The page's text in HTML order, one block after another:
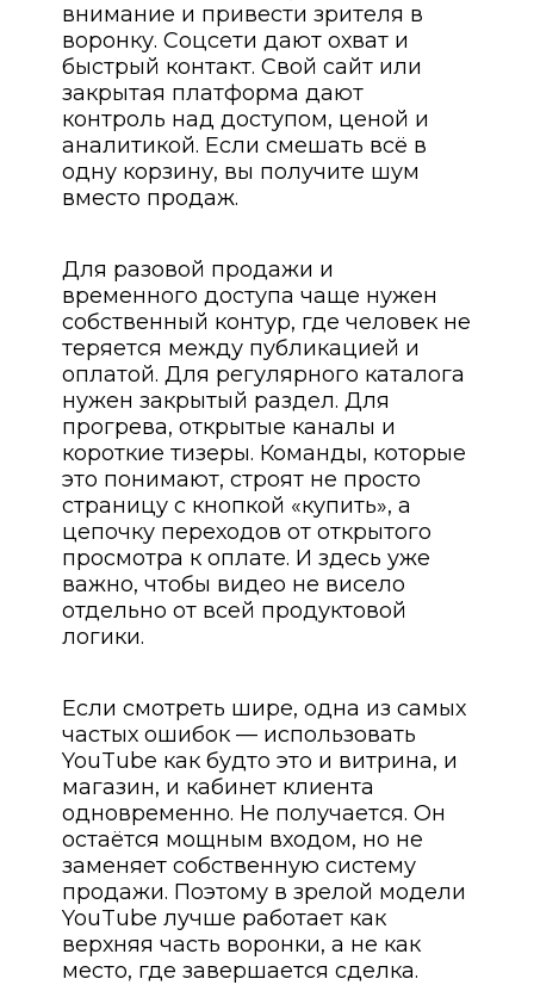
внимание и привести зрителя в
воронку. Соцсети дают охват и
быстрый контакт. Свой сайт или
закрытая платформа дают
контроль над доступом, ценой и
аналитикой. Если смешать всё в
одну корзину, вы получите шум
вместо продаж.
Для разовой продажи и
временного доступа чаще нужен
собственный контур, где человек не
теряется между публикацией и
оплатой. Для регулярного каталога
нужен закрытый раздел. Для
прогрева, открытые каналы и
короткие тизеры. Команды, которые
это понимают, строят не просто
страницу с кнопкой «купить», а
цепочку переходов от открытого
просмотра к оплате. И здесь уже
важно, чтобы видео не висело
отдельно от всей продуктовой
логики.
Если смотреть шире, одна из самых
частых ошибок — использовать
YouTube как будто это и витрина, и
магазин, и кабинет клиента
одновременно. Не получается. Он
остаётся мощным входом, но не
заменяет собственную систему
продажи. Поэтому в зрелой модели
YouTube лучше работает как
верхняя часть воронки, а не как
место, где завершается сделка.